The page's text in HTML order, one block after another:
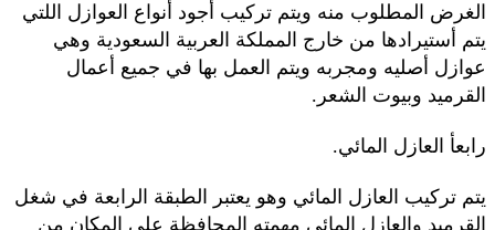
الغرض المطلوب منه ويتم تركيب أجود أنواع العوازل اللتي
يتم أستيرادها من خارج المملكة العربية السعودية وهي
عوازل أصليه ومجربه ويتم العمل بها في جميع أعمال
القرميد وبيوت الشعر.
رابعأ العازل المائي.
يتم تركيب العازل المائي وهو يعتبر الطبقة الرابعة في شغل
القرميد والعازل المائي مهمته المحافظة على المكان من